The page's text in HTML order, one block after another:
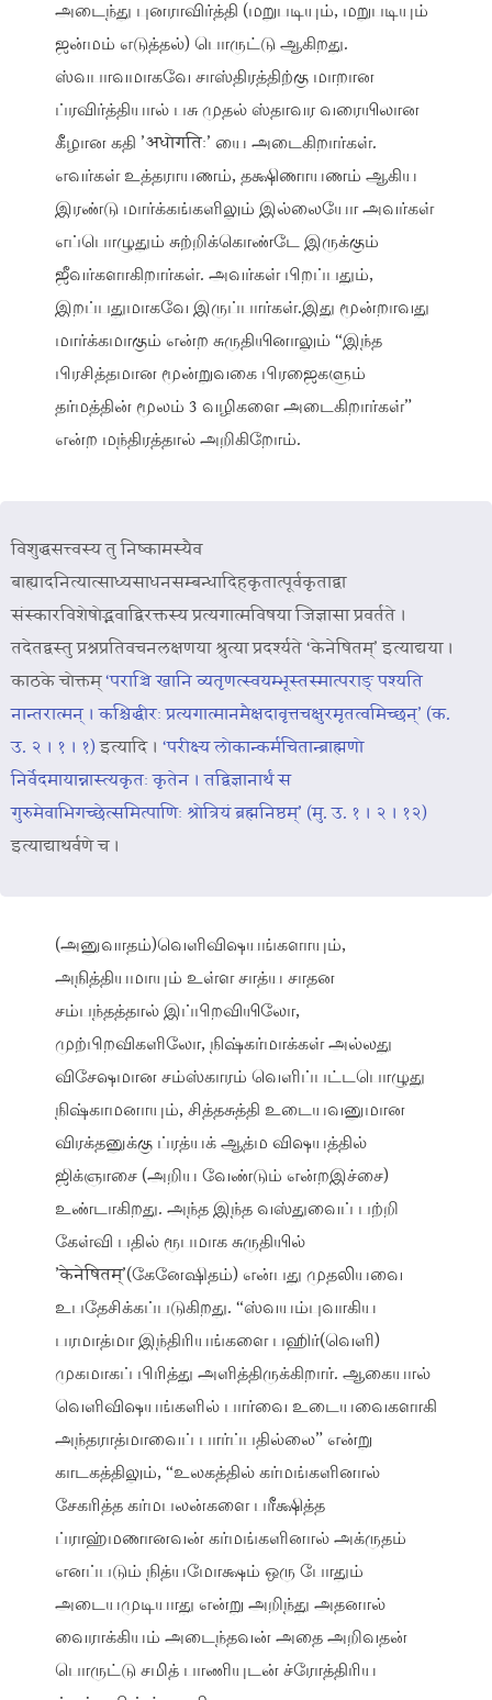
அடைந்து புனராவிர்த்தி (மறுபடியும், மறுபடியும்
ஜன்மம் எடுத்தல்) பொருட்டு ஆகிறது.
ஸ்வபாவமாகவே சாஸ்திரத்திற்கு மாறான
ப்ரவிர்த்தியால் பசு முதல் ஸ்தாவர வரையிலான
கீழான கதி ’अधोगतिः’ யை அடைகிறார்கள்.
எவர்கள் உத்தராயணம், தக்ஷிணாயணம் ஆகிய
இரண்டு மார்க்கங்களிலும் இல்லையோ அவர்கள்
எப்பொழுதும் சுற்றிக்கொண்டே இருக்கும்
ஜீவர்களாகிறார்கள். அவர்கள் பிறப்பதும்,
இறப்பதுமாகவே இருப்பார்கள்.இது மூன்றாவது
மார்க்கமாகும் என்ற சுருதியினாலும் “இந்த
பிரசித்தமான மூன்றுவகை பிரஜைகளும்
தர்மத்தின் மூலம் 3 வழிகளை அடைகிறார்கள்”
என்ற மந்திரத்தால் அறிகிறோம்.
विशुद्धसत्त्वस्य तु निष्कामस्यैव
बाह्यादनित्यात्साध्यसाधनसम्बन्धादिहकृतात्पूर्वकृताद्वा
संस्कारविशेषोद्भवाद्विरक्तस्य प्रत्यगात्मविषया जिज्ञासा प्रवर्तते ।
तदेतद्वस्तु प्रश्नप्रतिवचनलक्षणया श्रुत्या प्रदर्श्यते ‘केनेषितम्’ इत्याद्यया ।
काठके चोक्तम्‘पराञ्चि खानि व्यतृणत्स्वयम्भूस्तस्मात्पराङ् पश्यति
नान्तरात्मन् । कश्चिद्धीरः प्रत्यगात्मानमैक्षदावृत्तचक्षुरमृतत्वमिच्छन्’ (क.
उ. २ । १ । १) इत्यादि । ‘परीक्ष्य लोकान्कर्मचितान्ब्राह्मणो
निर्वेदमायान्नास्त्यकृतः कृतेन । तद्विज्ञानार्थं स
गुरुमेवाभिगच्छेत्समित्पाणिः श्रोत्रियं ब्रह्मनिष्ठम्’ (मु. उ. १ । २ । १२)
इत्याद्याथर्वणे च ।
(அனுவாதம்)வெளிவிஷயங்களாயும்,
அநித்தியமாயும் உள்ள சாத்ய சாதன
சம்பந்தத்தால் இப்பிறவியிலோ,
முற்பிறவிகளிலோ, நிஷ்கர்மாக்கள் அல்லது
விசேஷமான சம்ஸ்காரம் வெளிப்பட்டபொழுது
நிஷ்காமனாயும், சித்தசுத்தி உடையவனுமான
விரக்தனுக்கு ப்ரத்யக் ஆத்ம விஷயத்தில்
ஜிக்ஞாசை (அறிய வேண்டும் என்றஇச்சை)
உண்டாகிறது. அந்த இந்த வஸ்துவைப் பற்றி
கேள்வி பதில் ரூபமாக சுருதியில்
’केनेषितम्’(கேனேஷிதம்) என்பது முதலியவை
உபதேசிக்கப்படுகிறது. “ஸ்வயம்புவாகிய
பரமாத்மா இந்திரியங்களை பஹிர்(வெளி)
முகமாகப் பிரித்து அளித்திருக்கிறார். ஆகையால்
வெளிவிஷயங்களில் பார்வை உடையவைகளாகி
அந்தராத்மாவைப் பார்ப்பதில்லை” என்று
காடகத்திலும், “உலகத்தில் கர்மங்களினால்
சேகரித்த கர்மபலன்களை பரீக்ஷித்த
ப்ராஹ்மணானவன் கர்மங்களினால் அக்ருதம்
எனப்படும் நித்யமோக்ஷம் ஒரு போதும்
அடையமுடியாது என்று அறிந்து அதனால்
வைராக்கியம் அடைந்தவன் அதை அறிவதன்
பொருட்டு சமித் பாணியுடன் ச்ரோத்திரிய